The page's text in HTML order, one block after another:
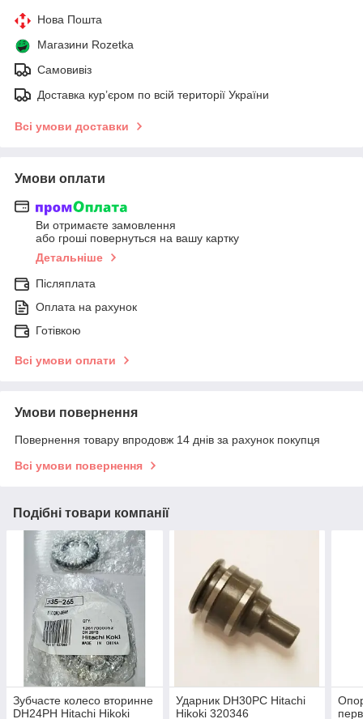
Нова Пошта
Магазини Rozetka
Самовивіз
Доставка кур’єром по всій території України
Всі умови доставки
Умови оплати
Ви отримаєте замовлення
або гроші повернуться на вашу картку
Детальніше
Післяплата
Оплата на рахунок
Готівкою
Всі умови оплати
Умови повернення
Повернення товару впродовж 14 днів за рахунок покупця
Всі умови повернення
Подібні товари компанії
Зубчасте колесо вторинне
DH24PH Hitachi Hikoki
Ударник DH30PC Hitachi
Hikoki 320346